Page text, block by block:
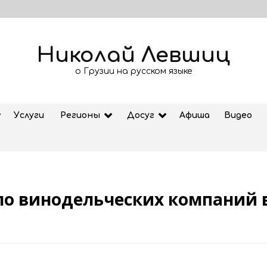
Николай Левшиц
о Грузии на русском языке
Услуги Регионы Досуг Афиша Видео
Рубрика «Азбука Грузии»: дзеоба
винодельческих компаний